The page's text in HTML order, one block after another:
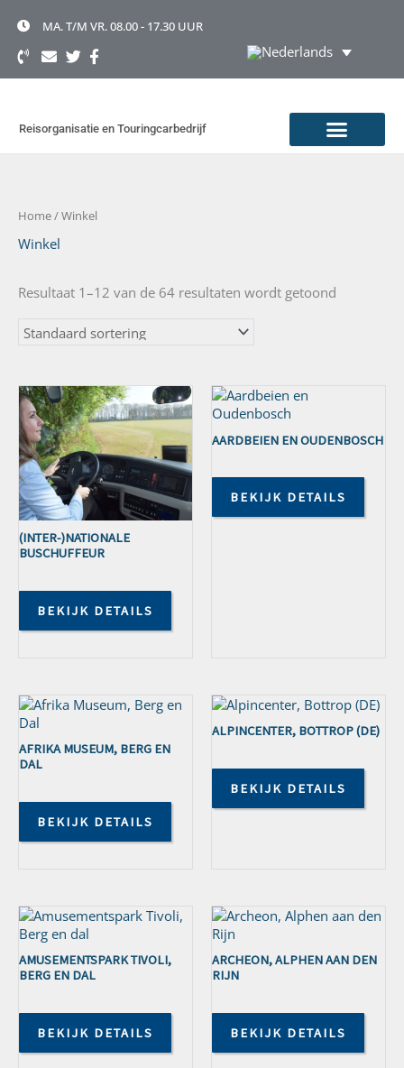
naar
inhoud
MA. T/M VR. 08.00 - 17.30 UUR
Reisorganisatie en Touringcarbedrijf
Home/ Winkel
Winkel
Resultaat 1–12 van de 64 resultaten wordt getoond
(INTER-)NATIONALE
BUSCHUFFEUR
BEKIJK DETAILS
AARDBEIEN EN OUDENBOSCH
BEKIJK DETAILS
AFRIKA MUSEUM, BERG EN
DAL
BEKIJK DETAILS
ALPINCENTER, BOTTROP (DE)
BEKIJK DETAILS
AMUSEMENTSPARK TIVOLI,
BERG EN DAL
BEKIJK DETAILS
ARCHEON, ALPHEN AAN DEN
RIJN
BEKIJK DETAILS